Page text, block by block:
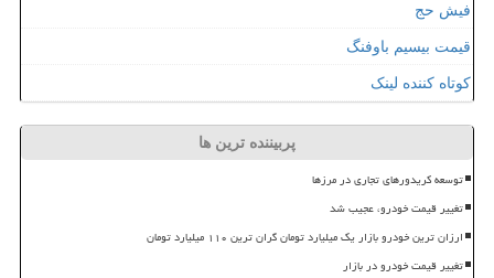
فیش حج
قیمت بیسیم باوفنگ
کوتاه کننده لینک
پربیننده ترین ها
توسعه کریدورهای تجاری در مرزها
تغییر قیمت خودرو، عجیب شد
ارزان ترین خودرو بازار یک میلیارد تومان گران ترین ۱۱۰ میلیارد تومان
تغییر قیمت خودرو در بازار